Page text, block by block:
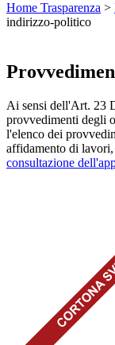
Home Trasparenza >
indirizzo-politico
Ai sensi dell'Art. 23
provvedimenti degli
l'elenco dei
affidamento di
consultazione